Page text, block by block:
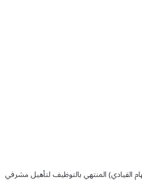
القيادي) المنتهي بالتوظيف لتأهيل مشرفي